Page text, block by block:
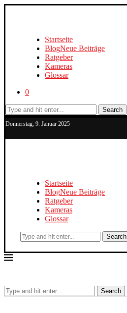
Startseite
BlogNeue Beiträge
Ratgeber
Kameras
Glossar
0
Search
Donnerstag, 9. Januar 2025
Startseite
BlogNeue Beiträge
Ratgeber
Kameras
Glossar
Search
Search